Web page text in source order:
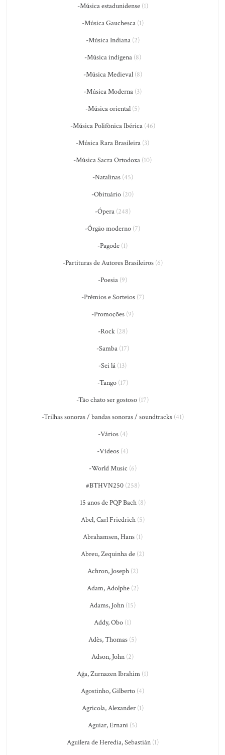
-Música estadunidense(1)
-Música Gauchesca(1)
-Música Indiana(2)
-Música indígena(8)
-Música Medieval(8)
-Música Moderna(3)
-Música oriental (5)
-Música Polifônica Ibérica(46)
-Música Rara Brasileira (3)
-Música Sacra Ortodoxa (10)
-Natalinas(45)
-Obituário (20)
-Ópera(248)
-Órgão moderno (7)
-Pagode (1)
-Partituras de Autores Brasileiros(6)
-Poesia (9)
-Prêmios e Sorteios(7)
-Promoções (9)
-Rock(28)
-Samba(17)
-Sei lá (13)
-Tango(17)
-Tão chato ser gostoso (17)
-Trilhas sonoras / bandas sonoras / soundtracks(41)
-Vários(4)
-Vídeos (4)
-World Music (6)
#BTHVN250(258)
15 anos de PQP Bach(8)
Abel, Carl Friedrich(5)
Abrahamsen, Hans(1)
Abreu, Zequinha de (2)
Achron, Joseph(2)
Adam, Adolphe(2)
Adams, John (15)
Addy, Obo (1)
Adès, Thomas (5)
Adson, John (2)
Ağa, Zurnazen Ibrahim (1)
Agostinho, Gilberto (4)
Agricola, Alexander(1)
Aguiar, Ernani (5)
Aguilera de Heredia, Sebastián(1)